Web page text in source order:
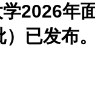
2026年
）已发布